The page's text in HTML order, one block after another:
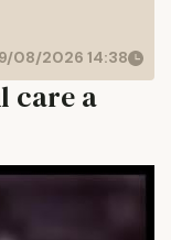
08/2026 14:38
care a